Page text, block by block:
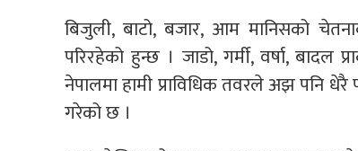
बिजुली, बाटो, बजार, आम मानिसको
परिरहेको हुन्छ । जाडो, गर्मी, वर्षा,
नेपालमा हामी प्राविधिक तवरले अझ पनि
गरेको छ ।